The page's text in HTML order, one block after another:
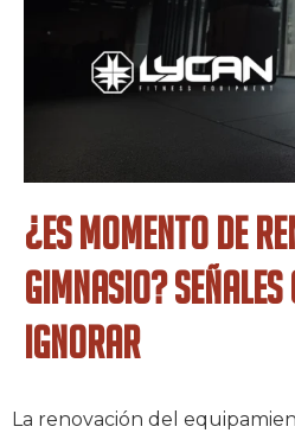
¿Es momento de
gimnasio? Señales
ignorar
La renovación del